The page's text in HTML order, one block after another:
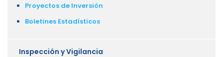
Proyectos de Inversión
Boletines Estadísticos
Inspección y Vigilancia